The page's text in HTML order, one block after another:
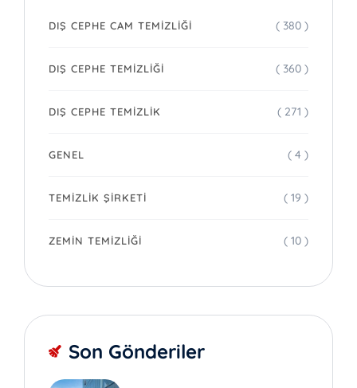
DIŞ CEPHE CAM TEMIZLIĞI ( 380 )
DIŞ CEPHE TEMIZLIĞI ( 360 )
DIŞ CEPHE TEMIZLIK ( 271 )
GENEL ( 4 )
TEMIZLIK ŞIRKETI ( 19 )
ZEMIN TEMIZLIĞI ( 10 )
Son Gönderiler